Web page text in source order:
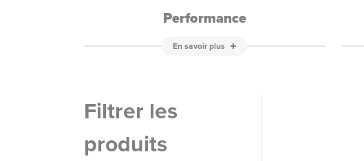
Performance
En savoir plus
Filtrer les
produits